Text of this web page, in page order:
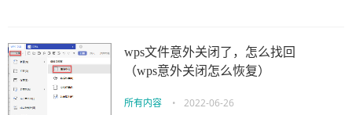
wps文件意外关闭了，怎么找回
（wps意外关闭怎么恢复）
所有内容 • 2022-06-26